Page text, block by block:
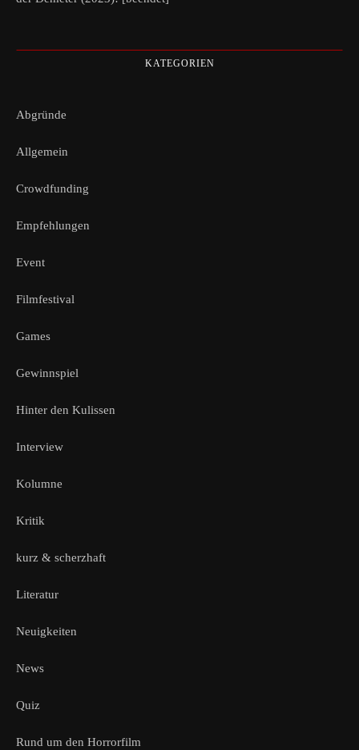
KATEGORIEN
Abgründe
Allgemein
Crowdfunding
Empfehlungen
Event
Filmfestival
Games
Gewinnspiel
Hinter den Kulissen
Interview
Kolumne
Kritik
kurz & scherzhaft
Literatur
Neuigkeiten
News
Quiz
Rund um den Horrorfilm